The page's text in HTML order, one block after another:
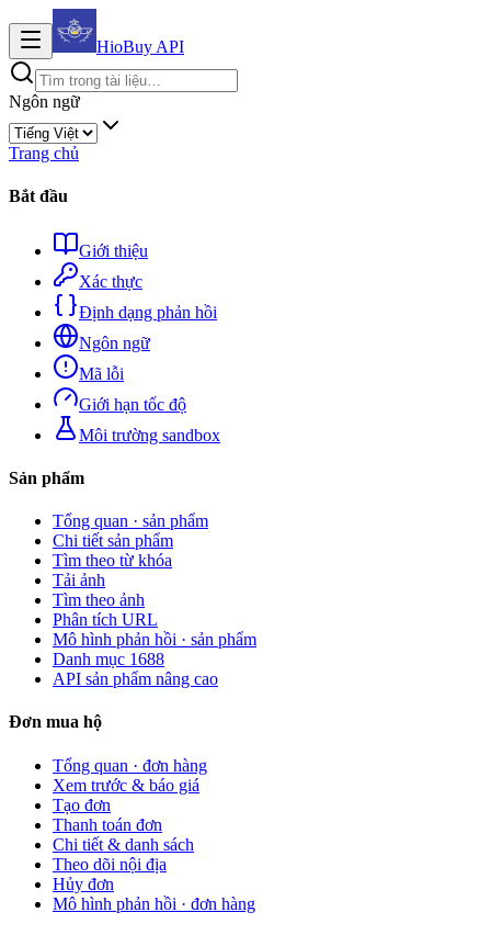
HioBuy API
Ngôn ngữ
Trang chủ
Bắt đầu
Giới thiệu
Xác thực
Định dạng phản hồi
Ngôn ngữ
Mã lỗi
Giới hạn tốc độ
Môi trường sandbox
Sản phẩm
Tổng quan · sản phẩm
Chi tiết sản phẩm
Tìm theo từ khóa
Tải ảnh
Tìm theo ảnh
Phân tích URL
Mô hình phản hồi · sản phẩm
Danh mục 1688
API sản phẩm nâng cao
Đơn mua hộ
Tổng quan · đơn hàng
Xem trước & báo giá
Tạo đơn
Thanh toán đơn
Chi tiết & danh sách
Theo dõi nội địa
Hủy đơn
Mô hình phản hồi · đơn hàng